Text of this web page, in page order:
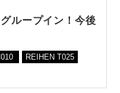
ループイン！今後
REIHEN T025